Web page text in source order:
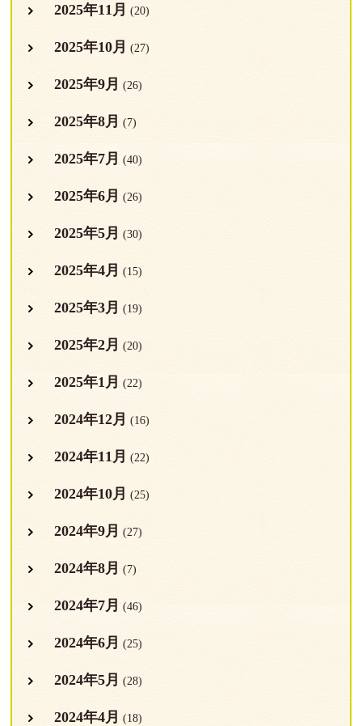
2025年11月 (20)
2025年10月 (27)
2025年9月 (26)
2025年8月 (7)
2025年7月 (40)
2025年6月 (26)
2025年5月 (30)
2025年4月 (15)
2025年3月 (19)
2025年2月 (20)
2025年1月 (22)
2024年12月 (16)
2024年11月 (22)
2024年10月 (25)
2024年9月 (27)
2024年8月 (7)
2024年7月 (46)
2024年6月 (25)
2024年5月 (28)
2024年4月 (18)